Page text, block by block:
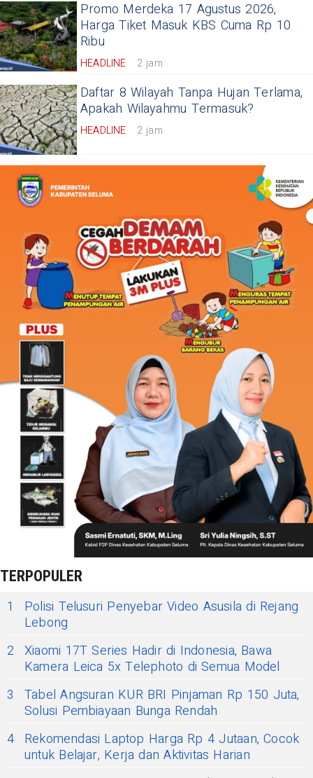
Promo Merdeka 17 Agustus 2026,
Harga Tiket Masuk KBS Cuma Rp 10
Ribu
HEADLINE 2 jam
Daftar 8 Wilayah Tanpa Hujan Terlama,
Apakah Wilayahmu Termasuk?
HEADLINE 2 jam
TERPOPULER
1
Polisi Telusuri Penyebar Video Asusila di Rejang
Lebong
2 Xiaomi 17T Series Hadir di Indonesia, Bawa
Kamera Leica 5x Telephoto di Semua Model
3
Tabel Angsuran KUR BRI Pinjaman Rp 150 Juta,
Solusi Pembiayaan Bunga Rendah
4 Rekomendasi Laptop Harga Rp 4 Jutaan, Cocok
untuk Belajar, Kerja dan Aktivitas Harian